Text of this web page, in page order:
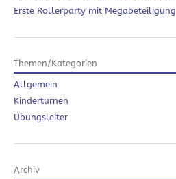
Erste Rollerparty mit Megabeteiligung
Themen/Kategorien
Allgemein
Kinderturnen
Übungsleiter
Archiv